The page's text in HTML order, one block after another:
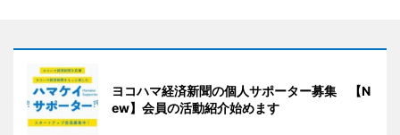
ヨコハマ経済新聞の個人サポーター募集 【N
ew】会員の活動紹介始めます